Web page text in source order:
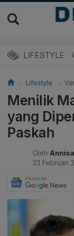
LIFESTYLE
Lifestyle
Menilik
yang
Paskah
Oleh
23 Februari